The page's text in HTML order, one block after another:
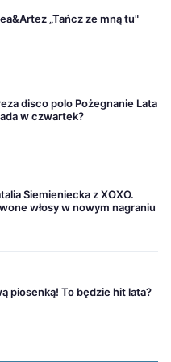
„Tańcz ze mną tu"
disco polo Pożegnanie Lata
w czwartek?
Siemieniecka z XOXO.
włosy w nowym nagraniu
piosenką! To będzie hit lata?